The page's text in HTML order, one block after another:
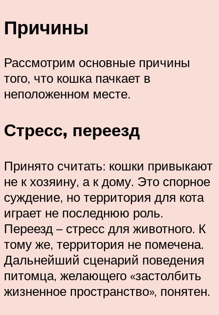
Причины
Рассмотрим основные причины
того, что кошка пачкает в
неположенном месте.
Стресс, переезд
Принято считать: кошки привыкают
не к хозяину, а к дому. Это спорное
суждение, но территория для кота
играет не последнюю роль.
Переезд – стресс для животного. К
тому же, территория не помечена.
Дальнейший сценарий поведения
питомца, желающего «застолбить
жизненное пространство», понятен.